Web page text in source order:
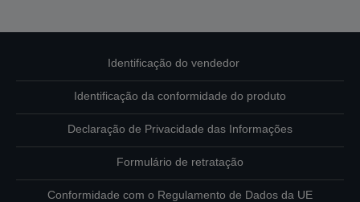
Identificação do vendedor
Identificação da conformidade do produto
Declaração de Privacidade das Informações
Formulário de retratação
Conformidade com o Regulamento de Dados da UE